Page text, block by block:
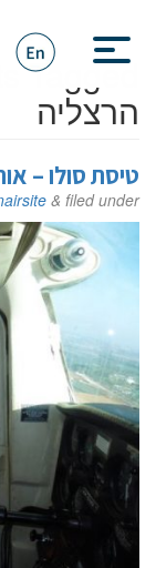
Tagged:
הרצליה
טיסת סולו –
& filed under